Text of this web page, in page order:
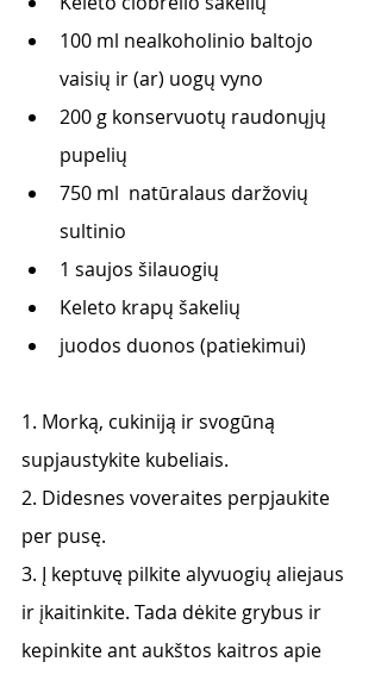
100 ml nealkoholinio baltojo
vaisių ir (ar) uogų vyno
200 g konservuotų raudonųjų
pupelių
750 ml  natūralaus daržovių
sultinio
1 saujos šilauogių
Keleto krapų šakelių
juodos duonos (patiekimui)
1. Morką, cukiniją ir svogūną
supjaustykite kubeliais.
2. Didesnes voveraites perpjaukite
per pusę.
3. Į keptuvę pilkite alyvuogių aliejaus
ir įkaitinkite. Tada dėkite grybus ir
kepinkite ant aukštos kaitros apie